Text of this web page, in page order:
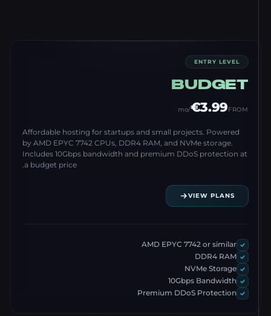
ENTRY LEVEL
BUDGET
FROM
€3.99
/mo
Affordable hosting for startups and small projects. Powered
by AMD EPYC 7742 CPUs, DDR4 RAM, and NVMe storage.
Includes 10Gbps bandwidth and premium DDoS protection at
a budget price.
VIEW PLANS
AMD EPYC 7742 or similar
DDR4 RAM
NVMe Storage
10Gbps Bandwidth
Premium DDoS Protection